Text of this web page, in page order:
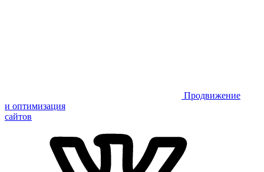
Продвижение
и оптимизация
сайтов